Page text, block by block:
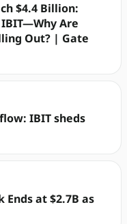
$4.4 Billion:
Are
Out? | Gate
IBIT sheds
Ends at $2.7B as